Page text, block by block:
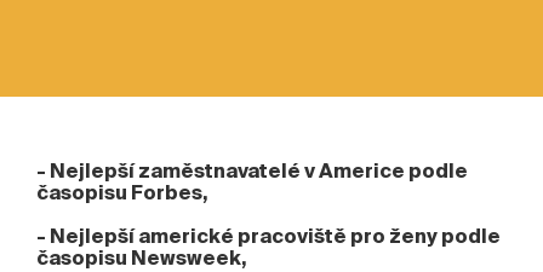
- Nejlepší zaměstnavatelé v Americe podle
časopisu Forbes,
- Nejlepší americké pracoviště pro ženy podle
časopisu Newsweek,